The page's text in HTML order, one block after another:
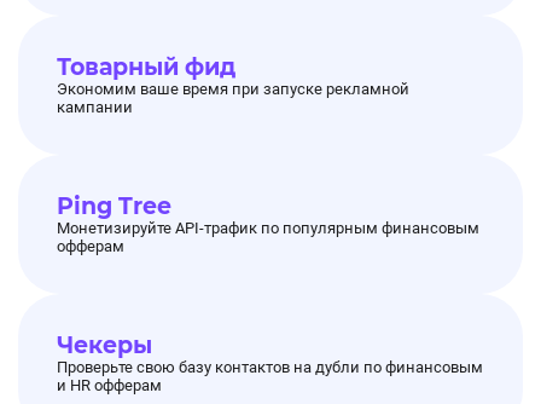
Товарный фид
Экономим ваше время при запуске рекламной
кампании
Ping Tree
Монетизируйте API-трафик по популярным финансовым
офферам
Чекеры
Проверьте свою базу контактов на дубли по финансовым
и HR офферам